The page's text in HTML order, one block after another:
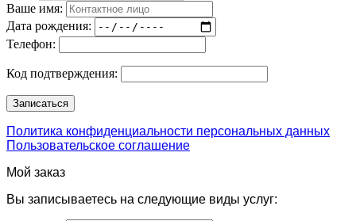
Ваше имя:
Дата рождения:
Телефон:
Код подтверждения:
Политика конфиденциальности персональных данных
Пользовательское соглашение
Мой заказ
Вы записываетесь на следующие виды услуг: